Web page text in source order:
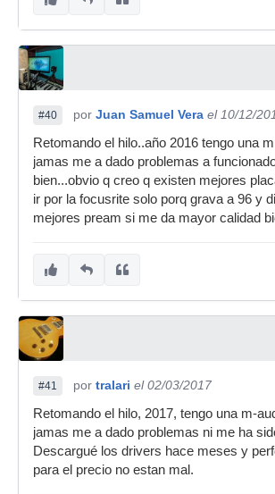
#40 por Juan Samuel Vera el 10/12/
Retomando el hilo..año 2016 tengo una
jamas me a dado problemas a
bien...obvio q creo q existen mejores
ir por la focusrite solo porq grava a 96 y
mejores pream si me da mayor calidad
#41 por tralari el 02/03/2017
Retomando el hilo, 2017, tengo una m-
jamas me a dado problemas ni me ha
Descargué los drivers hace meses y
para el precio no estan mal.